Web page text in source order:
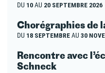
DU 10AU 20 SEPTEMBRE 2026
Chorégraphies de
DU 18 SEPTEMBREAU 30
Rencontre avec
Schneck